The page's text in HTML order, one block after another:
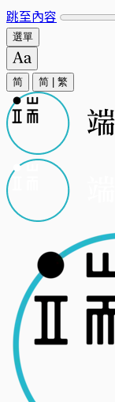
跳至內容
選單
简 简 繁